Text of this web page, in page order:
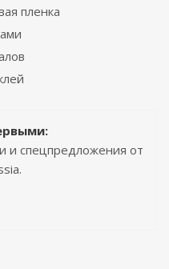
пленка
и спецпредложения от